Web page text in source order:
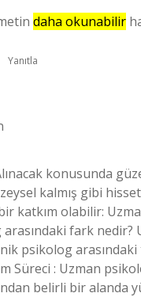
daha okunabilir
Yanıtla
konusunda
kalmış gibi
katkım olabilir:
fark nedir?
psikolog
Süreci : Uzman
belirli bir alanda